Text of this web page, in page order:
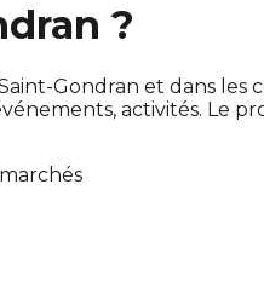
?
Gondran et dans
activités. Le